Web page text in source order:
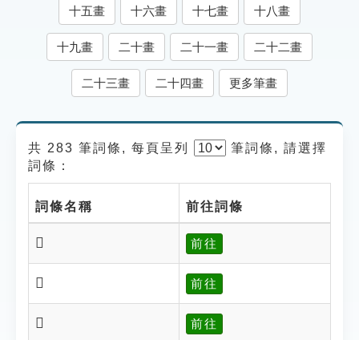
遊戲專區
貓頭鷹博士
十五畫 十六畫 十七畫 十八畫
十九畫 二十畫 二十一畫 二十二畫
二十三畫 二十四畫 更多筆畫
共 283 筆詞條, 每頁呈列 筆詞條, 請選擇
詞條：
詞條名稱 前往詞條
𤛴 前往
𤛴 前往
𤛱 前往